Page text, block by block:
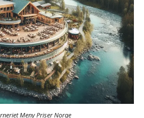
Meny Priser Norge